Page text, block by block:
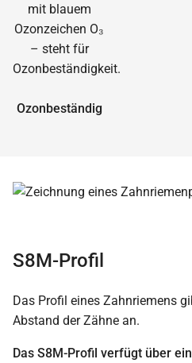
Ozonbeständig
S8M-Profil
Das Profil eines Zahnriemens
Abstand der Zähne an.
Das S8M-Profil verfügt über